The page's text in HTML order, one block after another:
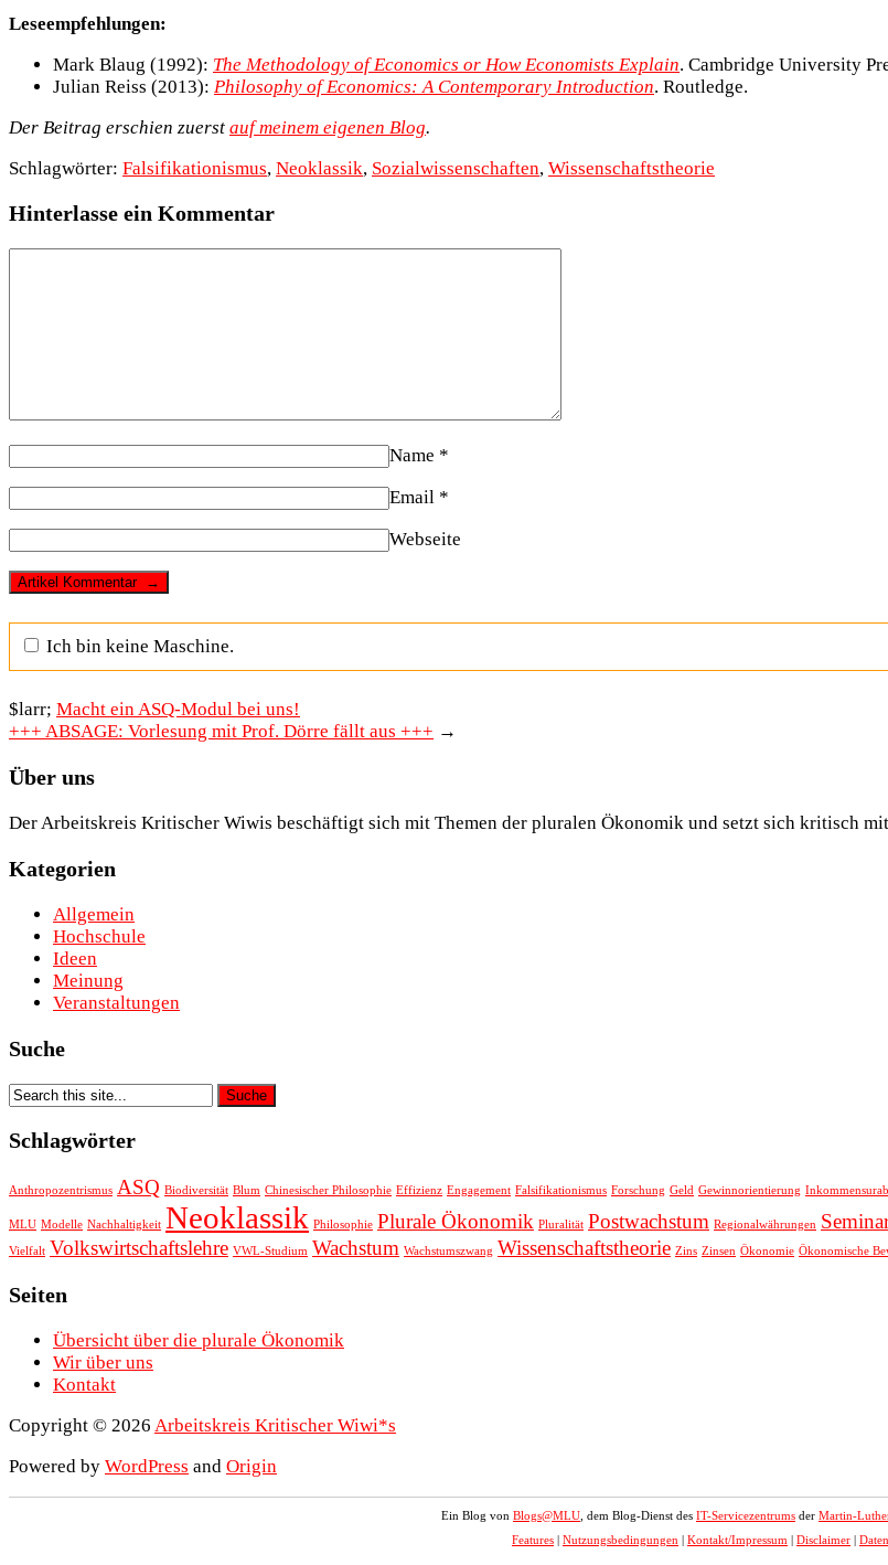
Leseempfehlungen:
Mark Blaug (1992): The Methodology of Economics or How Economists Explain. Cambridge University
Julian Reiss (2013): Philosophy of Economics: A Contemporary Introduction. Routledge.
Der Beitrag erschien zuerst auf meinem eigenen Blog.
Schlagwörter: Falsifikationismus, Neoklassik, Sozialwissenschaften, Wissenschaftstheorie
Hinterlasse ein Kommentar
Name *
Email *
Webseite
Ich bin keine Maschine.
$larr; Macht ein ASQ-Modul bei uns!
+++ ABSAGE: Vorlesung mit Prof. Dörre fällt aus +++ →
Über uns
Der Arbeitskreis Kritischer Wiwis beschäftigt sich mit Themen der pluralen Ökonomik und setzt sich kritisch
Kategorien
Allgemein
Hochschule
Ideen
Meinung
Veranstaltungen
Suche
Schlagwörter
Anthropozentrismus ASQ Biodiversität Blum Chinesischer Philosophie Effizienz Engagement Falsifikationismus Forschung Geld Gewinnorientierung
MLU Modelle Nachhaltigkeit Neoklassik Philosophie Plurale Ökonomik Pluralität Postwachstum Regionalwährungen
Vielfalt Volkswirtschaftslehre VWL-Studium Wachstum Wachstumszwang Wissenschaftstheorie Zins Zinsen Ökonomie Ökonomische
Seiten
Übersicht über die plurale Ökonomik
Wir über uns
Kontakt
Copyright © 2026 Arbeitskreis Kritischer Wiwi*s
Powered by WordPress and Origin
Ein Blog von Blogs@MLU , dem Blog-Dienst des IT-Servicezentrums der Martin-
Features | Nutzungsbedingungen | Kontakt/Impressum | Disclaimer |